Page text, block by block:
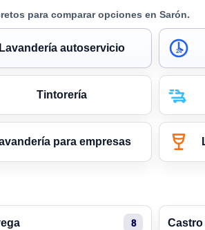
para comparar opciones en Sarón.
Lavandería autoservicio 24
Tintorería
para empresas
8